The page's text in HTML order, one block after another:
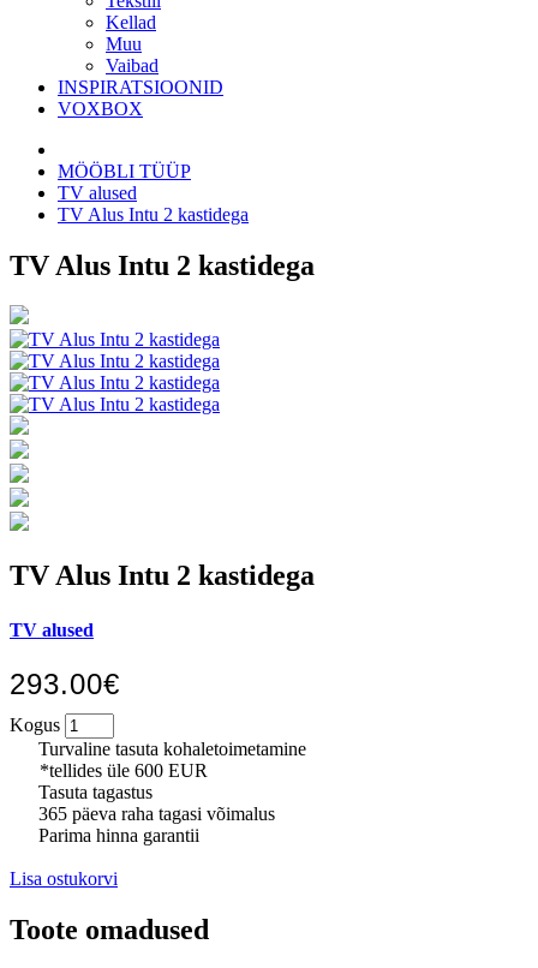
Kellad
Muu
Vaibad
INSPIRATSIOONID
VOXBOX
MÖÖBLI TÜÜP
TV alused
TV Alus Intu 2 kastidega
TV Alus Intu 2 kastidega
TV Alus Intu 2 kastidega
TV alused
293.00€
Kogus
Turvaline tasuta kohaletoimetamine
*tellides üle 600 EUR
Tasuta tagastus
365 päeva raha tagasi võimalus
Parima hinna garantii
Lisa ostukorvi
Toote omadused